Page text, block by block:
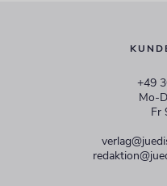
+49
Mo-
Fr